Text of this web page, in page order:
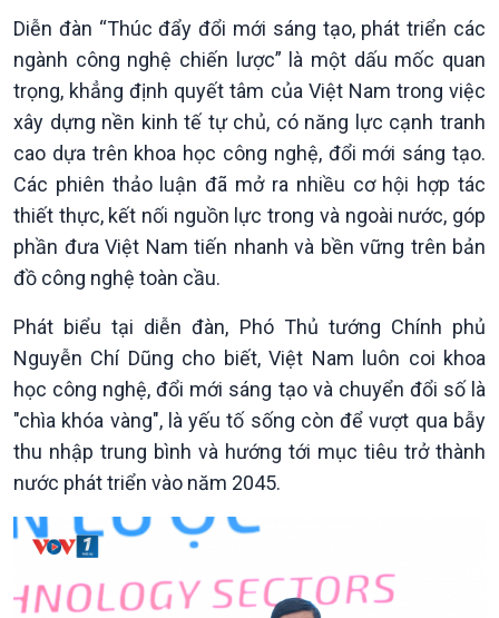
Chính trị
Tin Chính trị
Chính phủ với người dân
Quốc hội với cử tri
Xây dựng đảng
Đảng trong cuộc sống
Nhận diện sự thật
Pháp luật và đời sống
Thế giới
Tin thế giới
Vấn đề quốc tế
Hồ sơ sự kiện quốc tế
Biên cương - Một dải vững
Diễn đàn “Thúc đẩy đổi mới sáng tạo, phát triển các
ngành công nghệ chiến lược” là một dấu mốc quan
trọng, khẳng định quyết tâm của Việt Nam trong việc
xây dựng nền kinh tế tự chủ, có năng lực cạnh tranh
cao dựa trên khoa học công nghệ, đổi mới sáng tạo.
Các phiên thảo luận đã mở ra nhiều cơ hội hợp tác
thiết thực, kết nối nguồn lực trong và ngoài nước, góp
phần đưa Việt Nam tiến nhanh và bền vững trên bản
đồ công nghệ toàn cầu.
Phát biểu tại diễn đàn, Phó Thủ tướng Chính phủ
Nguyễn Chí Dũng cho biết, Việt Nam luôn coi khoa
học công nghệ, đổi mới sáng tạo và chuyển đổi số là
"chìa khóa vàng", là yếu tố sống còn để vượt qua bẫy
thu nhập trung bình và hướng tới mục tiêu trở thành
nước phát triển vào năm 2045.